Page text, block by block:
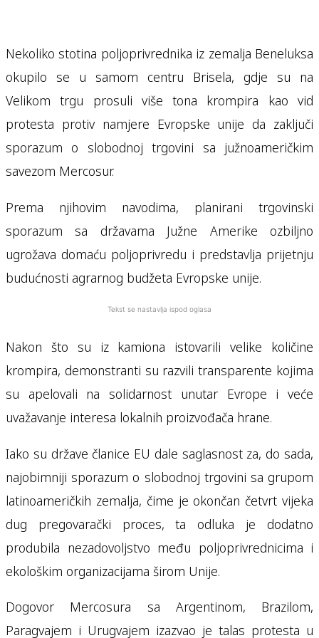
Nekoliko stotina poljoprivrednika iz zemalja Beneluksa
okupilo se u samom centru Brisela, gdje su na
Velikom trgu prosuli više tona krompira kao vid
protesta protiv namjere Evropske unije da zaključi
sporazum o slobodnoj trgovini sa južnoameričkim
savezom Mercosur.
Prema njihovim navodima, planirani trgovinski
sporazum sa državama Južne Amerike ozbiljno
ugrožava domaću poljoprivredu i predstavlja prijetnju
budućnosti agrarnog budžeta Evropske unije.
Tekst se nastavlja ispod oglasa
Nakon što su iz kamiona istovarili velike količine
krompira, demonstranti su razvili transparente kojima
su apelovali na solidarnost unutar Evrope i veće
uvažavanje interesa lokalnih proizvođača hrane.
Iako su države članice EU dale saglasnost za, do sada,
najobimniji sporazum o slobodnoj trgovini sa grupom
latinoameričkih zemalja, čime je okončan četvrt vijeka
dug pregovarački proces, ta odluka je dodatno
produbila nezadovoljstvo među poljoprivrednicima i
ekološkim organizacijama širom Unije.
Dogovor Mercosura sa Argentinom, Brazilom,
Paragvajem i Urugvajem izazvao je talas protesta u